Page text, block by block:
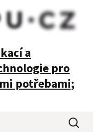
a
pro
potřebami;